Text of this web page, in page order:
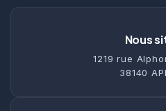
Nous
1219 rue
38140